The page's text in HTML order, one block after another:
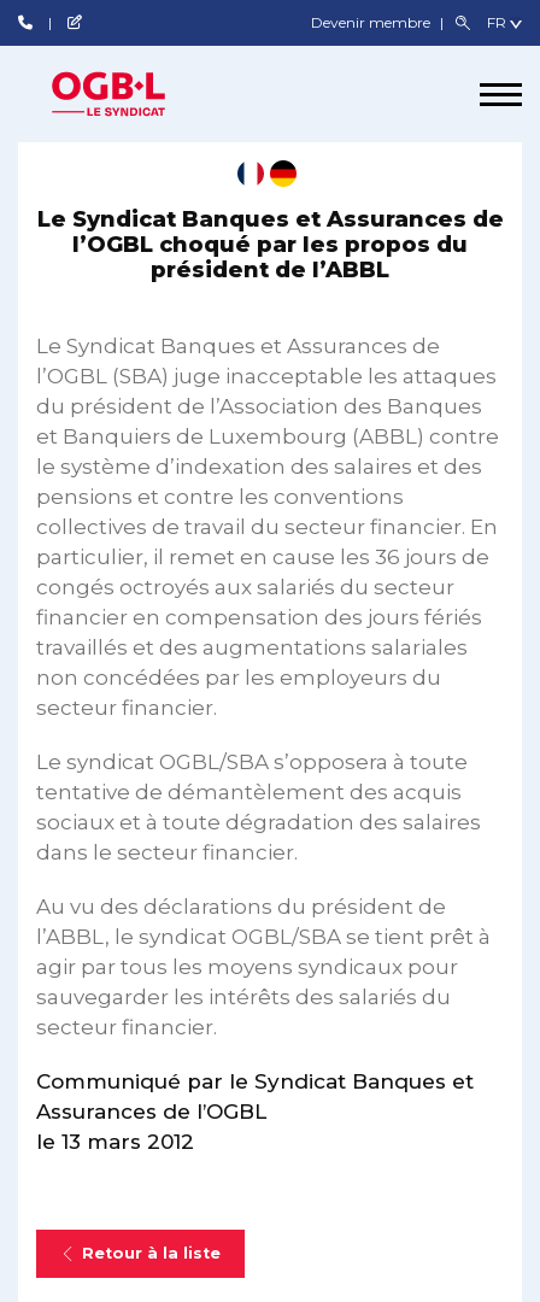
Devenir membre
Le Syndicat Banques et Assurances de
l’OGBL choqué par les propos du
président de l’ABBL
Le Syndicat Banques et Assurances de
l’OGBL (SBA) juge inacceptable les attaques
du président de l’Association des Banques
et Banquiers de Luxembourg (ABBL) contre
le système d’indexation des salaires et des
pensions et contre les conventions
collectives de travail du secteur financier. En
particulier, il remet en cause les 36 jours de
congés octroyés aux salariés du secteur
financier en compensation des jours fériés
travaillés et des augmentations salariales
non concédées par les employeurs du
secteur financier.
Le syndicat OGBL/SBA s’opposera à toute
tentative de démantèlement des acquis
sociaux et à toute dégradation des salaires
dans le secteur financier.
Au vu des déclarations du président de
l’ABBL, le syndicat OGBL/SBA se tient prêt à
agir par tous les moyens syndicaux pour
sauvegarder les intérêts des salariés du
secteur financier.
Communiqué par le Syndicat Banques et
Assurances de l’OGBL
le 13 mars 2012
Retour à la liste